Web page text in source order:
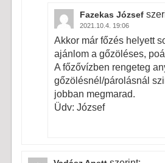
Fazekas József
2021.10.4. 19:06
Akkor már főzés helyett
ajánlom a gőzöléses,
A főzővízben rengeteg
gőzölésnél/párolásnál
jobban megmarad.
Üdv: József